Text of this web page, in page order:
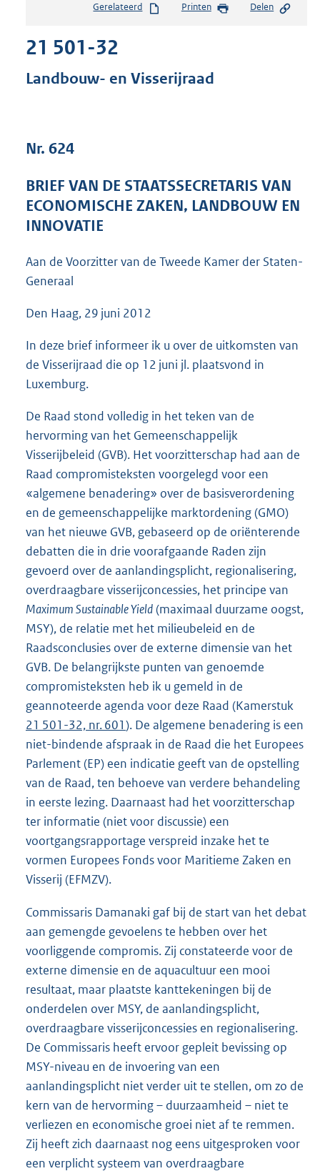
s
s
e
b
Gerelateerd Printen Delen
21 501-32
Landbouw- en Visserijraad
Nr. 624
BRIEF VAN DE STAATSSECRETARIS VAN
ECONOMISCHE ZAKEN, LANDBOUW EN
INNOVATIE
Aan de Voorzitter van de Tweede Kamer der Staten-
Generaal
Den Haag, 29 juni 2012
In deze brief informeer ik u over de uitkomsten van
de Visserijraad die op 12 juni jl. plaatsvond in
Luxemburg.
De Raad stond volledig in het teken van de
hervorming van het Gemeenschappelijk
Visserijbeleid (GVB). Het voorzitterschap had aan de
Raad compromisteksten voorgelegd voor een
«algemene benadering» over de basisverordening
en de gemeenschappelijke marktordening (GMO)
van het nieuwe GVB, gebaseerd op de oriënterende
debatten die in drie voorafgaande Raden zijn
gevoerd over de aanlandingsplicht, regionalisering,
overdraagbare visserijconcessies, het principe van
Maximum Sustainable Yield(maximaal duurzame oogst,
MSY), de relatie met het milieubeleid en de
Raadsconclusies over de externe dimensie van het
GVB. De belangrijkste punten van genoemde
compromisteksten heb ik u gemeld in de
geannoteerde agenda voor deze Raad (Kamerstuk
21 501-32, nr. 601). De algemene benadering is een
niet-bindende afspraak in de Raad die het Europees
Parlement (EP) een indicatie geeft van de opstelling
van de Raad, ten behoeve van verdere behandeling
in eerste lezing. Daarnaast had het voorzitterschap
ter informatie (niet voor discussie) een
voortgangsrapportage verspreid inzake het te
vormen Europees Fonds voor Maritieme Zaken en
Visserij (EFMZV).
Commissaris Damanaki gaf bij de start van het debat
aan gemengde gevoelens te hebben over het
voorliggende compromis. Zij constateerde voor de
externe dimensie en de aquacultuur een mooi
resultaat, maar plaatste kanttekeningen bij de
onderdelen over MSY, de aanlandingsplicht,
overdraagbare visserijconcessies en regionalisering.
De Commissaris heeft ervoor gepleit bevissing op
MSY-niveau en de invoering van een
aanlandingsplicht niet verder uit te stellen, om zo de
kern van de hervorming – duurzaamheid – niet te
verliezen en economische groei niet af te remmen.
Zij heeft zich daarnaast nog eens uitgesproken voor
een verplicht systeem van overdraagbare